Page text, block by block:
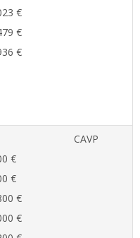
€
€
€
€
€
€
€
CAVP